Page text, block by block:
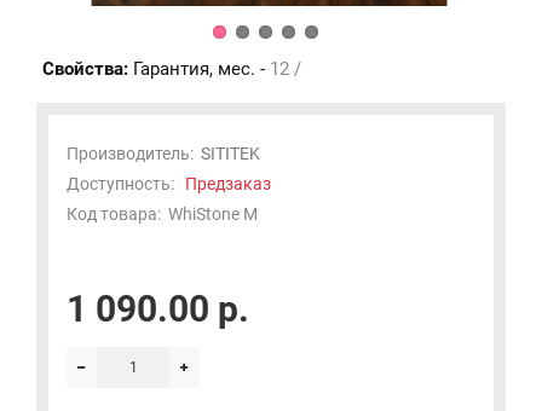
Свойства: Гарантия, мес. - 12 /
Производитель: SITITEK
Доступность: Предзаказ
Код товара: WhiStone M
1 090.00 р.